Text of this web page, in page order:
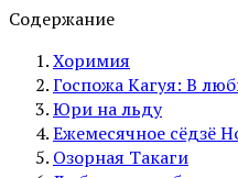
Содержание
Хоримия
Госпожа Кагуя: В
Юри на льду
Ежемесячное сёдзё
Озорная Такаги